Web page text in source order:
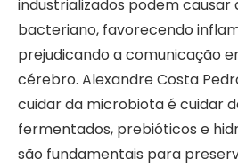
industrializados podem causar
bacteriano, favorecendo
prejudicando a comunicação
cérebro. Alexandre Costa
cuidar da microbiota é cuidar
fermentados, prebióticos e
são fundamentais para